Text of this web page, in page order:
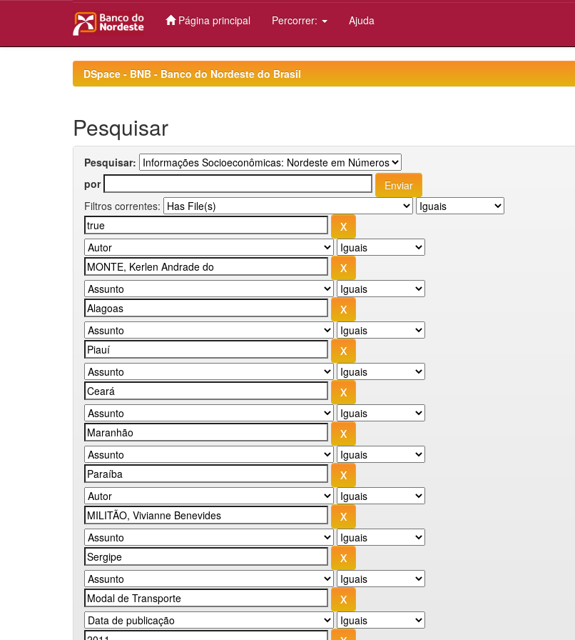
Página principal Percorrer: Ajuda
DSpace - BNB - Banco do Nordeste do Brasil
Pesquisar
Pesquisar:
por
Filtros correntes: